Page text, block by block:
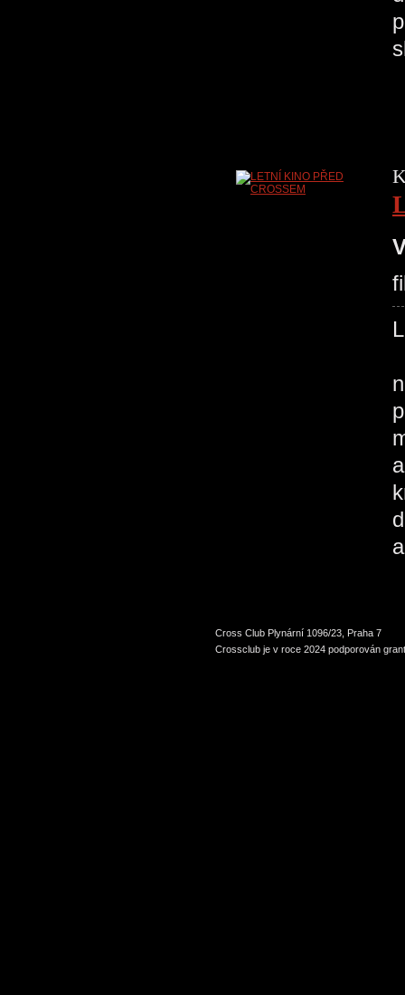
Cross Club Plynární 1096/23, Praha 7
Crossclub je v roce 2024 podporován